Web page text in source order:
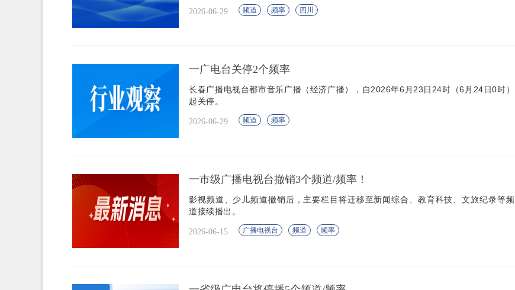
2026-06-29 频道 频率 四川
一广电台关停2个频率
长春广播电视台都市音乐广播（经济广播），自2026年6月23日24时（6月24日0时）
起关停。
2026-06-29 频道 频率
一市级广播电视台撤销3个频道/频率！
影视频道、少儿频道撤销后，主要栏目将迁移至新闻综合、教育科技、文旅纪录等频
道接续播出。
2026-06-15 广播电视台 频道 频率